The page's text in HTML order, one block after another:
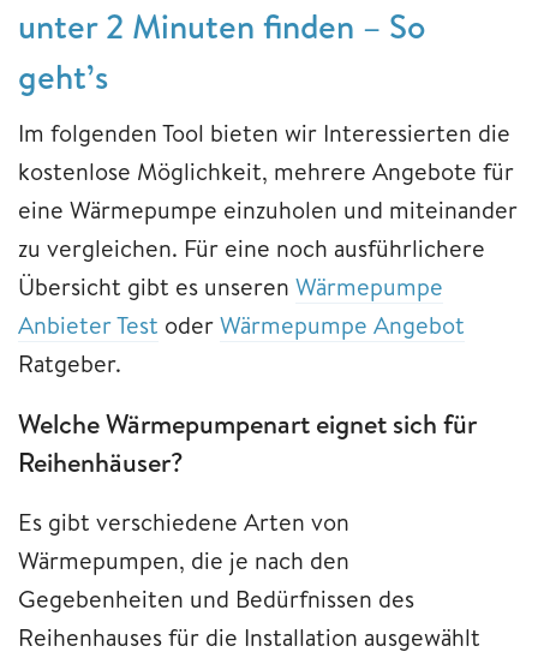
unter 2 Minuten finden – So
geht’s
Im folgenden Tool bieten wir Interessierten die
kostenlose Möglichkeit, mehrere Angebote für
eine Wärmepumpe einzuholen und miteinander
zu vergleichen. Für eine noch ausführlichere
Übersicht gibt es unseren Wärmepumpe
Anbieter Test oderWärmepumpe Angebot
Ratgeber.
Welche Wärmepumpenart eignet sich für
Reihenhäuser?
Es gibt verschiedene Arten von
Wärmepumpen, die je nach den
Gegebenheiten und Bedürfnissen des
Reihenhauses für die Installation ausgewählt